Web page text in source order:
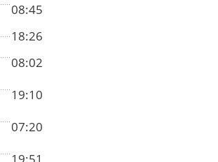
08:45
18:26
08:02
19:10
07:20
19:51